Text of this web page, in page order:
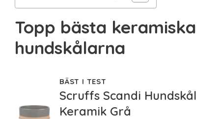
Topp bästa keramiska
hundskålarna
BÄST I TEST
Scruffs Scandi Hundskål
Keramik Grå